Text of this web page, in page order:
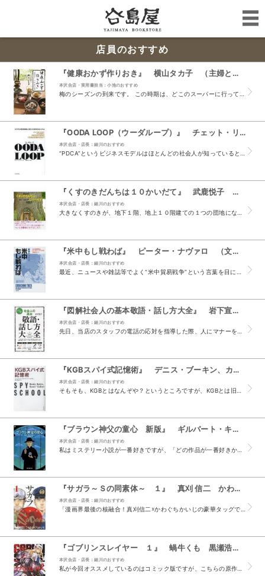
店員のおすすめ
『健康おかず作りおき』 横山タカ子 （主婦と生活社）
本沢合店・実用書担当：小池のおすすめ
梅のシーズンの到来です。 この時期は、どこのスーパーに行ってもよく見かけますよね。 そこでご紹介したいのが、本書『健康おかず作りおき』。 内容に難しいところは全くなく、どれも簡単に手早く作れる...
『OODA LOOP（ウーダループ）』 チェット・リチャーズ・著 原田勉・訳 （東洋経済新報社）
本沢合店・店長：細川のおすすめ
“PDCA”というビジネスモデルはほとんどの社会人が知っていると思われますが、 本書の“OODA”というモデルは、あまり認知されていないのではな...
『くすのきだんちは１０かいだて』 武鹿悦子 末崎茂樹 （ひかりのくに）
本沢合店・店長：細川のおすすめ
大きなくすのきが、地下１階、地上１０階建ての１つの団地になっています。 もぐらの管理人さんは地下１階、１階には音楽家のきつね、２・３階にはうさぎの姉妹… というように、様々な動物...
『米中もし戦わば』 ピーター・ナヴァロ （文藝春秋）
本沢合店・店長：細川のおすすめ
最近、ニュースや雑誌等でよく“米中貿易戦争”という言葉を目にします。 アメリカと中国が、相互に相手を批判し、追加関税をかけ始めたことを言うのですが、 これはただの経済的...
『図解社会人の基本敬語・話し方大全』 岩下宣子 （講談社）
本沢合店・店長：細川のおすすめ
先日、当店のスタッフの電話の応対を指導した際、人にマナーを教えるのは難しいなと 改めて感じ、自店の売り場を眺めていて最も目についたのが本書でした。 「図解社会人の基本」とあるように、この1冊で...
『KGBスパイ式記憶術』 デニス・ブーキン、カミール・グーリーイェブ 岡本麻佐子：訳 （水王舎）
本沢合店・店長：細川のおすすめ
そもそも、KGBとはなんぞや？というところですが、KGBとは旧ソ連にかつて存在し、 “東西冷戦時代最強の情報機関”と呼ばれた「ソ連国家保安委員会」のことです。 一言で言...
『ブラウン神父の童心 新版』 ギルバート・キース・チェスタトン 中村保男：訳 （東京創元社）
本沢合店・店長：細川のおすすめ
私はミステリー小説が一番好きですが、「どの作品が一番好きか？」と聞かれた際は、 迷うことなく、今回挙げた「ブラウン神父」シリーズと答えます。 時代的にはシャーロック・ホームズよりも少し後の19...
『サガラ～Ｓの同素体～ １』 真刈 信二 かわぐち かいじ （講談社）
本沢合店・店長：細川のおすすめ
「漫画界最後の核融合！真刈信二☓かわぐちかいじの豪華タッグで贈る本格諜報 サスペンス！21世紀の日本でクーデターが！！」 『空母いぶき』も読んでいる私は、上記の宣伝文句だけでも引き込まれてしま...
『ゴブリンスレイヤー １』 蝸牛くも 黒瀬浩介 （スクウェア・エニックス）
本沢合店・店長：細川のおすすめ
私が今回オススメしているのはコミック版ですが、こちらの原作はSBクリエイティブの GA文庫から出ている同名作品で、「このライトノベルがすごい！2017」新作部門の1位 受賞作品でもあります。 ...